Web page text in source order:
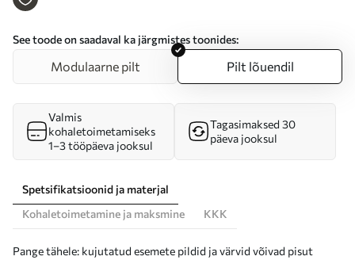
See toode on saadaval ka järgmistes toonides:
Modulaarne pilt Pilt lõuendil
Valmis
kohaletoimetamiseks
1–3 tööpäeva jooksul
Tagasimaksed 30
päeva jooksul
Spetsifikatsioonid ja materjal
Kohaletoimetamine ja maksmine
KKK
Pange tähele: kujutatud esemete pildid ja värvid võivad pisut